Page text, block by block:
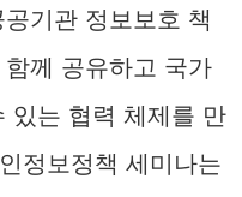
기관 정보보호 책
께 공유하고 국가
있는 협력 체제를 만
정보정책 세미나는